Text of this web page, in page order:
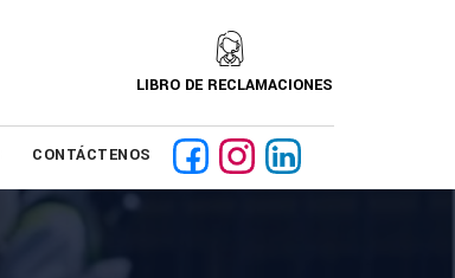
LIBRO DE RECLAMACIONES
CONTÁCTENOS